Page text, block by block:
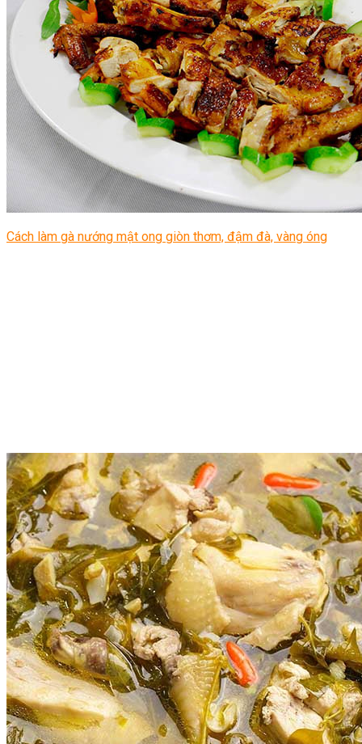
Cách làm gà nướng mật ong giòn thơm, đậm đà, vàng óng